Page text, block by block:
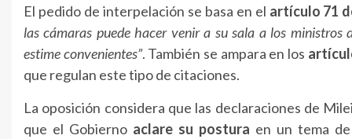
El pedido de interpelación se basa en el artículo 71
las cámaras puede hacer venir a su sala a los
estime convenientes”. También se ampara en los
que regulan este tipo de citaciones.
La oposición considera que las declaraciones de
que el Gobierno aclare su postura en un tema